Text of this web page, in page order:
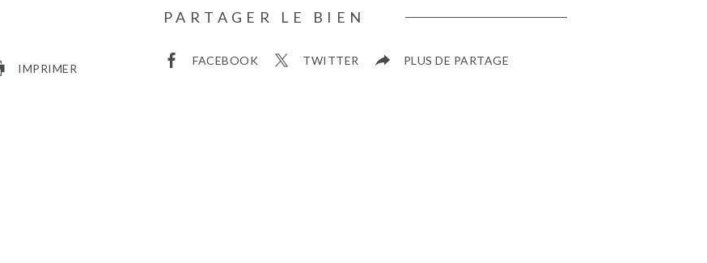
IMPRIMER
PARTAGER LE BIEN
FACEBOOK TWITTER PLUS DE PARTAGE